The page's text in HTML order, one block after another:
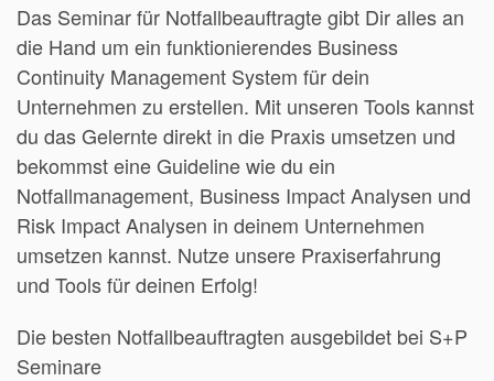
Das Seminar für Notfallbeauftragte gibt Dir alles an
die Hand um ein funktionierendes Business
Continuity Management System für dein
Unternehmen zu erstellen. Mit unseren Tools kannst
du das Gelernte direkt in die Praxis umsetzen und
bekommst eine Guideline wie du ein
Notfallmanagement, Business Impact Analysen und
Risk Impact Analysen in deinem Unternehmen
umsetzen kannst. Nutze unsere Praxiserfahrung
und Tools für deinen Erfolg!
Die besten Notfallbeauftragten ausgebildet bei S+P
Seminare